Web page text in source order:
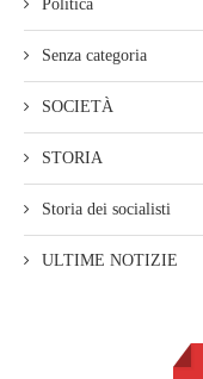
Politica
Senza categoria
SOCIETÀ
STORIA
Storia dei socialisti
ULTIME NOTIZIE